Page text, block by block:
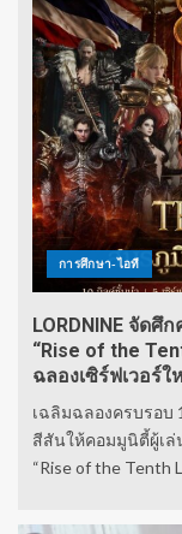
การศึกษา-ไอที
LORDNINE จัด
“Rise of the
ฉลองเซิร์ฟเวอร์ใ
เฉลิมฉลองครบรอบ
สีสันให้คอมมูนิตี้ผู้เล่
“Rise of the Tenth